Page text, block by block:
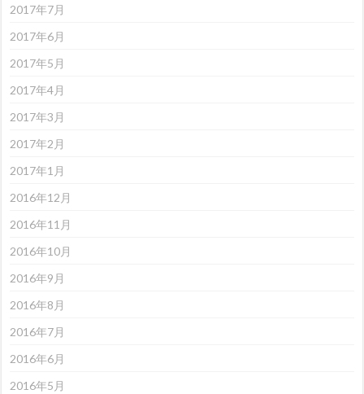
2017年7月
2017年6月
2017年5月
2017年4月
2017年3月
2017年2月
2017年1月
2016年12月
2016年11月
2016年10月
2016年9月
2016年8月
2016年7月
2016年6月
2016年5月